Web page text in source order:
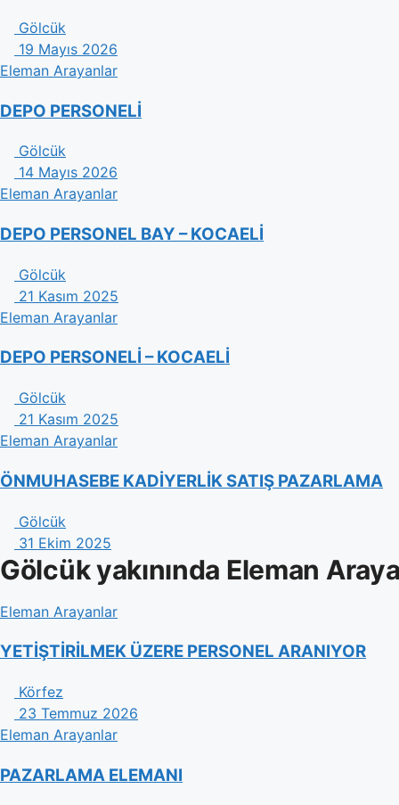
Gölcük
19 Mayıs 2026
Eleman Arayanlar
DEPO PERSONELİ
Gölcük
14 Mayıs 2026
Eleman Arayanlar
DEPO PERSONEL BAY – KOCAELİ
Gölcük
21 Kasım 2025
Eleman Arayanlar
DEPO PERSONELİ – KOCAELİ
Gölcük
21 Kasım 2025
Eleman Arayanlar
ÖNMUHASEBE KADİYERLİK SATIŞ PAZARLAMA
Gölcük
31 Ekim 2025
Gölcük yakınında Eleman
Eleman Arayanlar
YETİŞTİRİLMEK ÜZERE PERSONEL ARANIYOR
Körfez
23 Temmuz 2026
Eleman Arayanlar
PAZARLAMA ELEMANI